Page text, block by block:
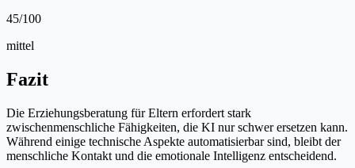
45/100
mittel
Fazit
Die Erziehungsberatung für Eltern erfordert stark
zwischenmenschliche Fähigkeiten, die KI nur schwer ersetzen kann.
Während einige technische Aspekte automatisierbar sind, bleibt der
menschliche Kontakt und die emotionale Intelligenz entscheidend.